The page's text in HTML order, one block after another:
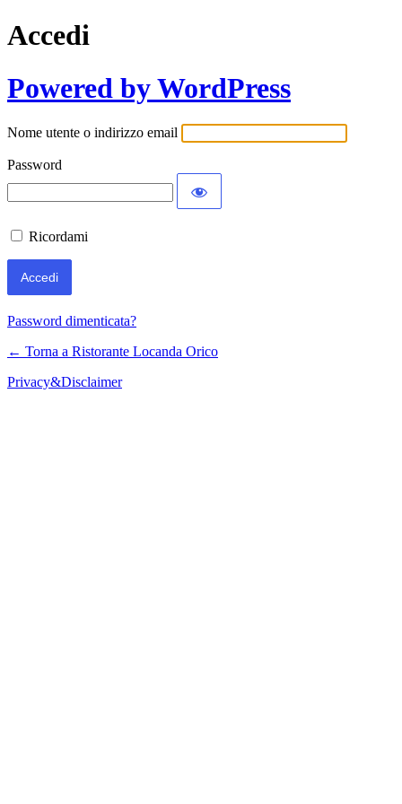
Accedi
Powered by WordPress
Nome utente o indirizzo email
Password
Ricordami
Password dimenticata?
← Torna a Ristorante Locanda Orico
Privacy&Disclaimer